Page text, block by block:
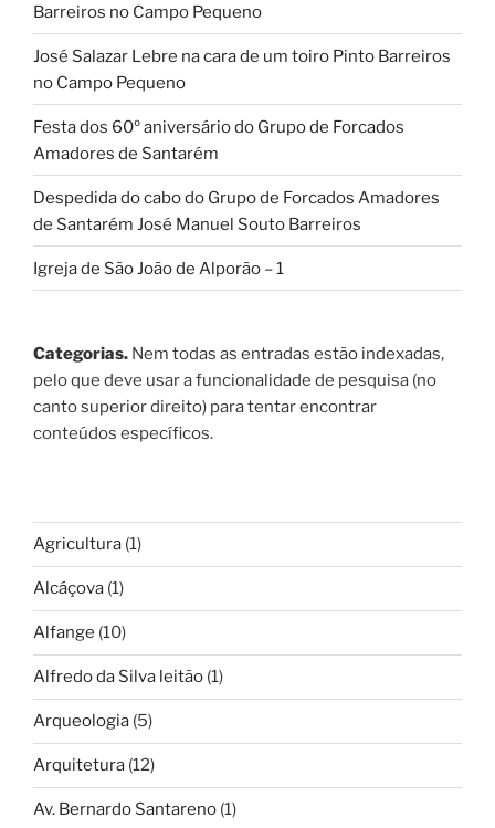
Barreiros no Campo Pequeno
José Salazar Lebre na cara de um toiro Pinto Barreiros
no Campo Pequeno
Festa dos 60º aniversário do Grupo de Forcados
Amadores de Santarém
Despedida do cabo do Grupo de Forcados Amadores
de Santarém José Manuel Souto Barreiros
Igreja de São João de Alporão – 1
Categorias. Nem todas as entradas estão indexadas,
pelo que deve usar a funcionalidade de pesquisa (no
canto superior direito) para tentar encontrar
conteúdos específicos.
Agricultura (1)
Alcáçova (1)
Alfange (10)
Alfredo da Silva leitão (1)
Arqueologia (5)
Arquitetura (12)
Av. Bernardo Santareno (1)